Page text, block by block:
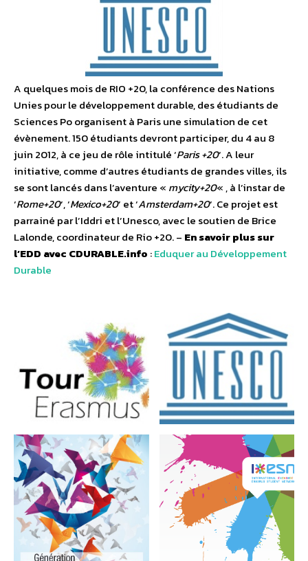
A quelques mois de RIO +20, la conférence des Nations
Unies pour le développement durable, des étudiants de
Sciences Po organisent à Paris une simulation de cet
évènement. 150 étudiants devront participer, du 4 au 8
juin 2012, à ce jeu de rôle intitulé ‘Paris +20‘. A leur
initiative, comme d’autres étudiants de grandes villes, ils
se sont lancés dans l’aventure « mycity+20« , à l’instar de
‘Rome+20‘, ‘Mexico+20‘ et ‘Amsterdam+20‘. Ce projet est
parrainé par l’Iddri et l’Unesco, avec le soutien de Brice
Lalonde, coordinateur de Rio +20. – En savoir plus sur
l’EDD avec CDURABLE.info :Eduquer au Développement
Durable